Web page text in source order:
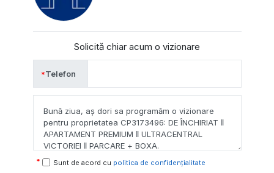
Solicită chiar acum o vizionare
Telefon
Sunt de acord cu politica de confidențialitate